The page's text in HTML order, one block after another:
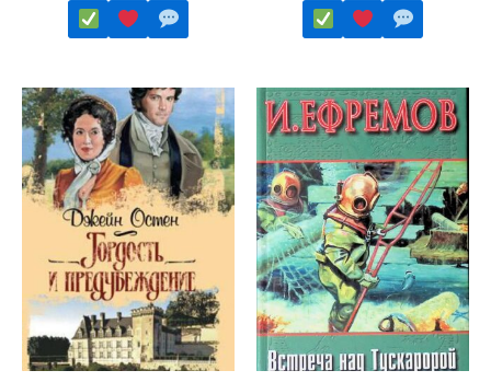
товар
имеет
несколько
вариаций.
Опции
можно
странице
товара.
товар
имеет
несколько
вариаций.
Опции
можно
выбрать
на
странице
товара.